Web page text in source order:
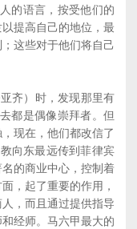
的语言，按受他们的
提高自己的地位，最
这些对于他们将自己
齐）时，发现那里有
都是偶像崇拜者。但
现在，他们都改信了
向东最远传到菲律宾
的商业中心，控制着
，起了重要的作用，
，而且通过提供指导
经师。马六甲最大的